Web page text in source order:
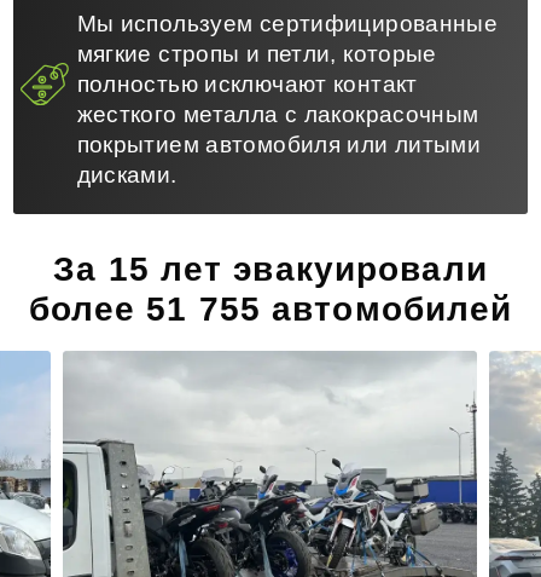
Мы используем сертифицированные
мягкие стропы и петли, которые
полностью исключают контакт
жесткого металла с лакокрасочным
покрытием автомобиля или литыми
дисками.
За 15 лет эвакуировали
более 51 755 автомобилей